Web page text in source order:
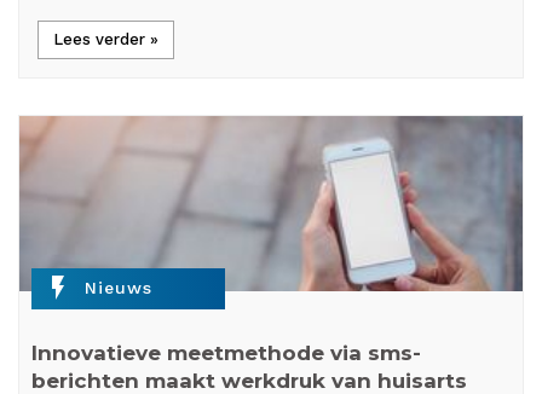
Lees verder »
flash_on Nieuws
Innovatieve meetmethode via sms-
berichten maakt werkdruk van huisarts